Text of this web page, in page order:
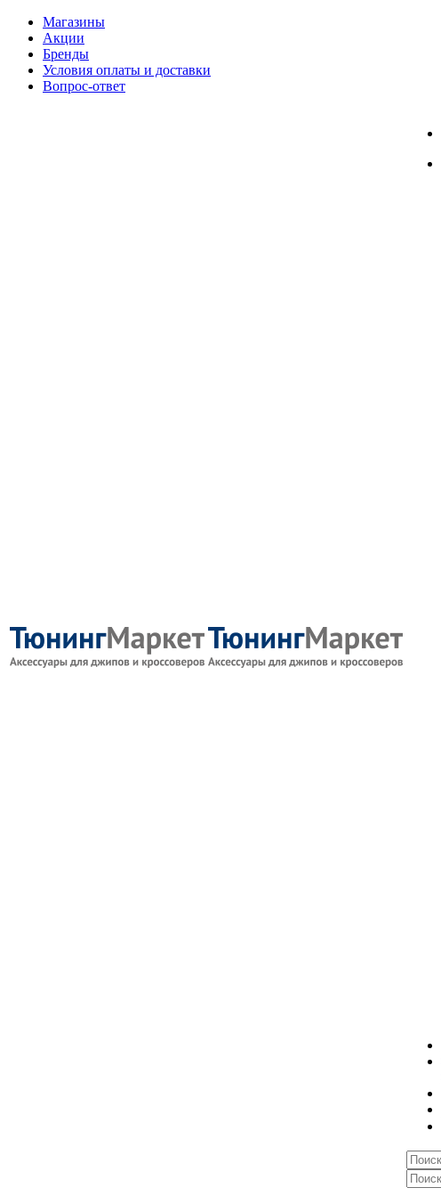
Магазины
Акции
Бренды
Условия оплаты и доставки
Вопрос-ответ